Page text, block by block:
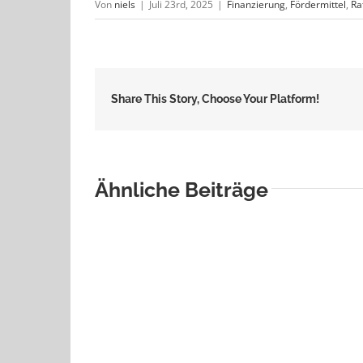
Von niels | Juli 23rd, 2025 | Finanzierung, Fördermittel,
Share This Story, Choose Your Platform!
Ähnliche Beiträge